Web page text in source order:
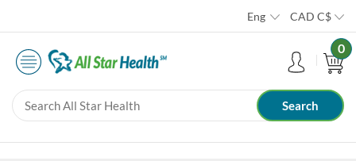
Eng CAD C$
0